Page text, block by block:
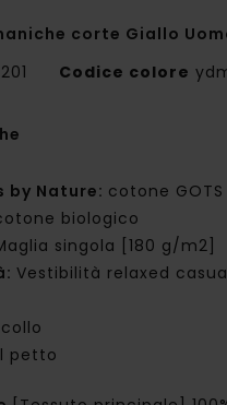
corte Giallo
Codice colore
by Nature: cotone
biologico
singola [180 g/m2]
Vestibilità relaxed
petto